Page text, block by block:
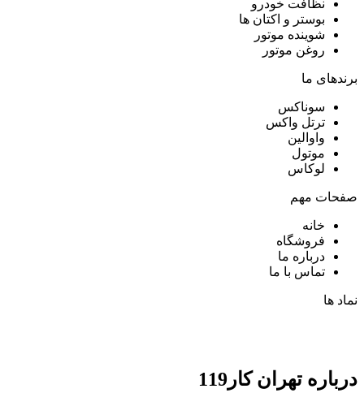
نظافت خودرو
بوستر و اکتان ها
شوینده موتور
روغن موتور
برندهای ما
سوناکس
ترتل واکس
واوالین
موتول
لوکاس
صفحات مهم
خانه
فروشگاه
درباره ما
تماس با ما
نماد ها
درباره تهران کار119